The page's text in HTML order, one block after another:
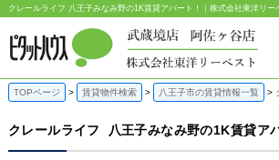
クレールライフ 八王子みなみ野の1K賃貸アパート！｜株式会社東洋リー
TOPページ 賃貸物件検索 八王子市の賃貸情報一覧
クレールライフ 八王子みなみ野の1K賃貸ア